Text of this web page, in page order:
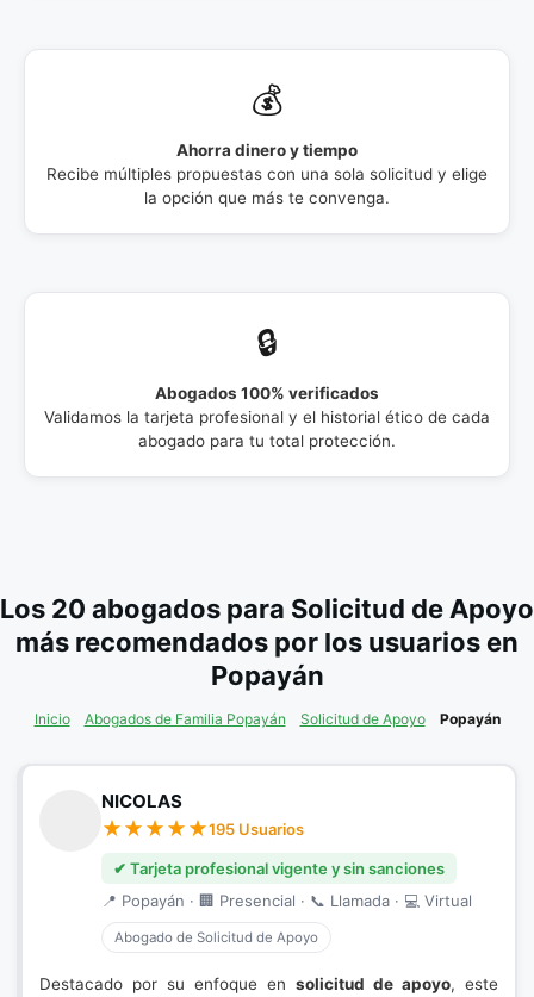
💰
Ahorra dinero y tiempo
Recibe múltiples propuestas con una sola solicitud y elige
la opción que más te convenga.
🔒
Abogados 100% verificados
Validamos la tarjeta profesional y el historial ético de cada
abogado para tu total protección.
Los 20 abogados para Solicitud de Apoyo
más recomendados por los usuarios en
Popayán
Inicio Abogados de Familia Popayán Solicitud de Apoyo Popayán
NICOLAS
195 Usuarios
✔ Tarjeta profesional vigente y sin sanciones
📍 Popayán · 🏢 Presencial · 📞 Llamada · 💻 Virtual
Abogado de Solicitud de Apoyo
Destacado por su enfoque en solicitud de apoyo, este